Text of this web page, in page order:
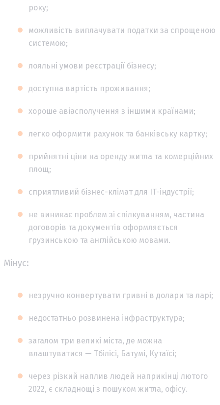
року;
можливість виплачувати податки за спрощеною
системою;
лояльні умови реєстрації бізнесу;
доступна вартість проживання;
хороше авіасполучення з іншими країнами;
легко оформити рахунок та банківську картку;
прийнятні ціни на оренду житла та комерційних
площ;
сприятливий бізнес-клімат для IT-індустрії;
не виникає проблем зі спілкуванням, частина
договорів та документів оформляється
грузинською та англійською мовами.
Мінус:
незручно конвертувати гривні в долари та ларі;
недостатньо розвинена інфраструктура;
загалом три великі міста, де можна
влаштуватися — Тбілісі, Батумі, Кутаїсі;
через різкий наплив людей наприкінці лютого
2022, є складнощі з пошуком житла, офісу.